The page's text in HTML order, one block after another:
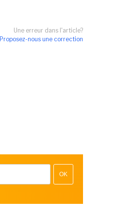
Une erreur dans l'article?
Proposez-nous une correction
OK